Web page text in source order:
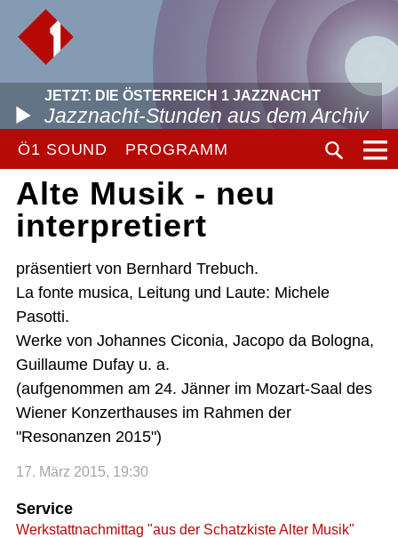
JETZT: DIE ÖSTERREICH 1 JAZZNACHT
Jazznacht-Stunden aus dem Archiv
Ö1 SOUND PROGRAMM
Alte Musik - neu
interpretiert
präsentiert von Bernhard Trebuch.
La fonte musica, Leitung und Laute: Michele
Pasotti.
Werke von Johannes Ciconia, Jacopo da Bologna,
Guillaume Dufay u. a.
(aufgenommen am 24. Jänner im Mozart-Saal des
Wiener Konzerthauses im Rahmen der
"Resonanzen 2015")
17. März 2015, 19:30
Service
Werkstattnachmittag "aus der Schatzkiste Alter Musik"